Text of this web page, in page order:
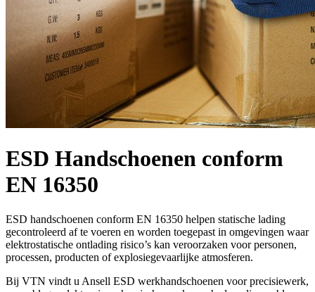
ESD Handschoenen conform
EN 16350
ESD handschoenen conform EN 16350 helpen statische lading
gecontroleerd af te voeren en worden toegepast in omgevingen waar
elektrostatische ontlading risico’s kan veroorzaken voor personen,
processen, producten of explosiegevaarlijke atmosferen.
Bij VTN vindt u Ansell ESD werkhandschoenen voor precisiewerk,